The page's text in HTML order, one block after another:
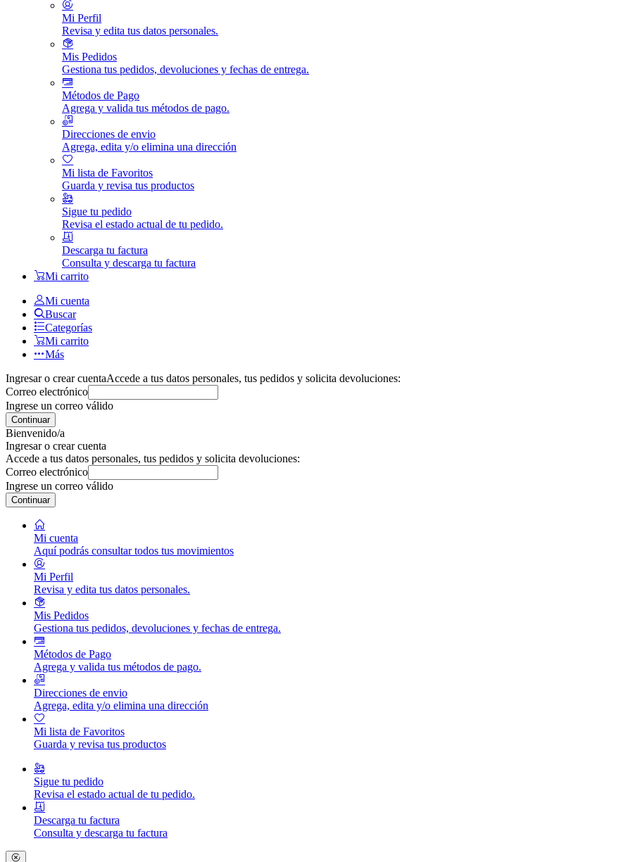
Mi Perfil
Revisa y edita tus datos personales.
Mis Pedidos
Gestiona tus pedidos, devoluciones y fechas de entrega.
Métodos de Pago
Agrega y valida tus métodos de pago.
Direcciones de envio
Agrega, edita y/o elimina una dirección
Mi lista de Favoritos
Guarda y revisa tus productos
Sigue tu pedido
Revisa el estado actual de tu pedido.
Descarga tu factura
Consulta y descarga tu factura
Mi carrito
Mi cuenta
Buscar
Categorías
Mi carrito
Más
Ingresar o crear cuentaAccede a tus datos personales, tus pedidos y solicita devoluciones:
Correo electrónico
Ingrese un correo válido
Continuar
Bienvenido/a
Ingresar o crear cuenta
Accede a tus datos personales, tus pedidos y solicita devoluciones:
Correo electrónico
Ingrese un correo válido
Continuar
Mi cuenta
Aquí podrás consultar todos tus movimientos
Mi Perfil
Revisa y edita tus datos personales.
Mis Pedidos
Gestiona tus pedidos, devoluciones y fechas de entrega.
Métodos de Pago
Agrega y valida tus métodos de pago.
Direcciones de envio
Agrega, edita y/o elimina una dirección
Mi lista de Favoritos
Guarda y revisa tus productos
Sigue tu pedido
Revisa el estado actual de tu pedido.
Descarga tu factura
Consulta y descarga tu factura